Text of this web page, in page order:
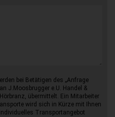
bei Betätigen des „Anfrage
J.Moosbrugger e.U. Handel &
übermittelt. Ein Mitarbeiter
wird sich in Kürze mit Ihnen
Transportangebot